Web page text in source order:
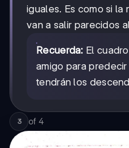
iguales. Es como si la
van a salir parecidos
Recuerda: El
amigo para
tendrán los
3 of 4